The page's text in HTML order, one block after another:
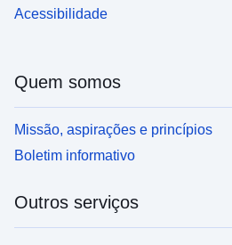
Acessibilidade
Quem somos
Missão, aspirações e princípios
Boletim informativo
Outros serviços